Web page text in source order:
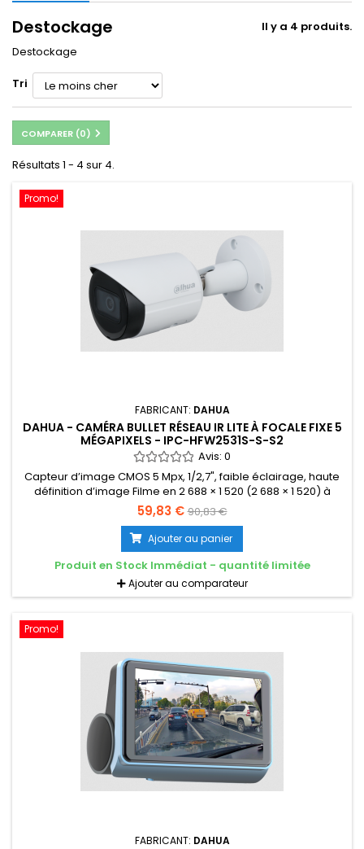
Destockage
Il y a 4 produits.
Destockage
Tri
COMPARER (0)
Résultats 1 - 4 sur 4.
Promo!
FABRICANT: DAHUA
DAHUA - CAMÉRA BULLET RÉSEAU IR LITE À FOCALE FIXE 5
MÉGAPIXELS - IPC-HFW2531S-S-S2
Avis: 0
Capteur d’image CMOS 5 Mpx, 1/2,7", faible éclairage, haute
définition d’image Filme en 2 688 × 1 520 (2 688 × 1 520) à
25/30 ips, et prend en charge une résolution max. de 5 Mpx
(2 592 × 1 944) à 20 ips Codec H.265, taux de compression
élevé, débit binaire ultra-faible ͽ LED IR intégrée, distance IR
max. : 30 m ROI, SMART H.264/H.265, encodage flexible,...
59,83 €90,83 €
Ajouter au panier
Produit en Stock Immédiat - quantité limitée
Ajouter au comparateur
Promo!
FABRICANT: DAHUA